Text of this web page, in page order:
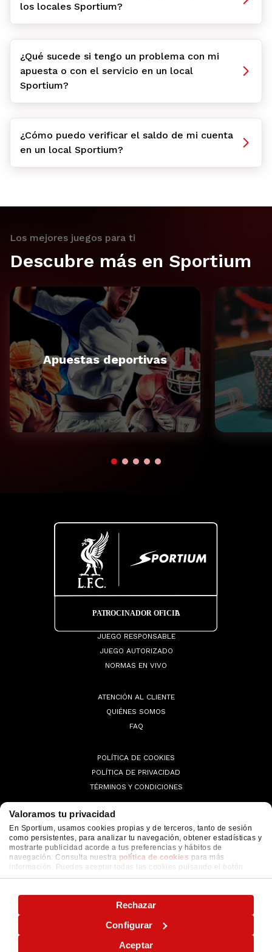
Valoramos tu privacidad
En Sportium, usamos cookies propias y de terceros, tanto de sesión
como persistentes, para analizar tu navegación, obtener estadísticas y
mostrarte publicidad acorde a tus preferencias y hábitos de
navegación. Consulta nuestra política de cookies para más
información. Puedes aceptar todas las cookies pulsando el botón
"ACEPTAR" o configurarlas o rechazar su uso pulsando el botón
Aceptar
Configurar
Rechazar
los locales Sportium?
¿Qué sucede si tengo un problema con mi
apuesta o con el servicio en un local
Sportium?
¿Cómo puedo verificar el saldo de mi cuenta
en un local Sportium?
Los mejores juegos para ti
Descubre más en Sportium
Apuestas deportivas
JUEGO RESPONSABLE
JUEGO AUTORIZADO
NORMAS EN VIVO
ATENCIÓN AL CLIENTE
QUIÉNES SOMOS
FAQ
POLÍTICA DE COOKIES
POLÍTICA DE PRIVACIDAD
TÉRMINOS Y CONDICIONES
© 2026 Sportium. All Rights Reserved.